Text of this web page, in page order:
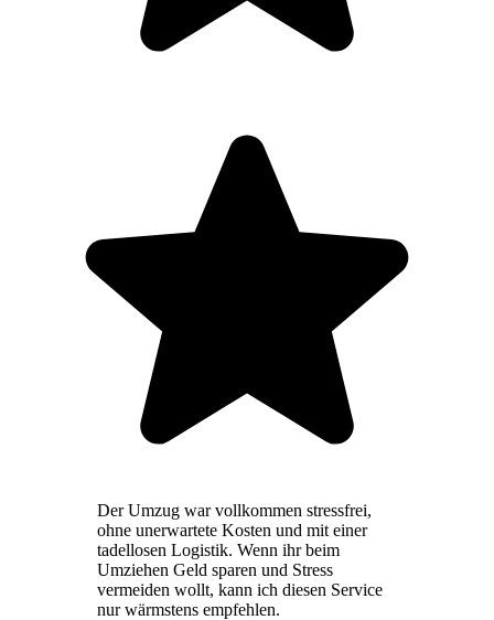
Der Umzug war vollkommen stressfrei,
ohne unerwartete Kosten und mit einer
tadellosen Logistik. Wenn ihr beim
Umziehen Geld sparen und Stress
vermeiden wollt, kann ich diesen Service
nur wärmstens empfehlen.